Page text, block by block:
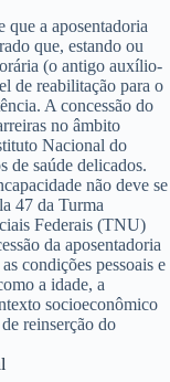
que a aposentadoria
que, estando ou
(o antigo auxílio-
de reabilitação para o
A concessão do
no âmbito
Nacional do
de saúde delicados.
não deve se
47 da Turma
Federais (TNU)
da aposentadoria
condições pessoais e
a idade, a
socioeconômico
reinserção do